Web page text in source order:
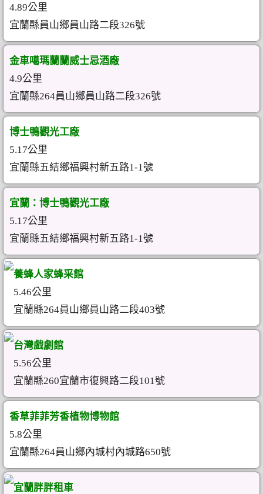
4.89公里
宜蘭縣員山鄉員山路二段326號
金車噶瑪蘭蘭威士忌酒廠
4.9公里
宜蘭縣264員山鄉員山路二段326號
博士鴨觀光工廠
5.17公里
宜蘭縣五結鄉福興村新五路1-1號
宜蘭：博士鴨觀光工廠
5.17公里
宜蘭縣五結鄉福興村新五路1-1號
養蜂人家蜂采館
5.46公里
宜蘭縣264員山鄉員山路二段403號
台灣戲劇館
5.56公里
宜蘭縣260宜蘭市復興路二段101號
香草菲菲芳香植物博物館
5.8公里
宜蘭縣264員山鄉內城村內城路650號
宜蘭胖胖租車